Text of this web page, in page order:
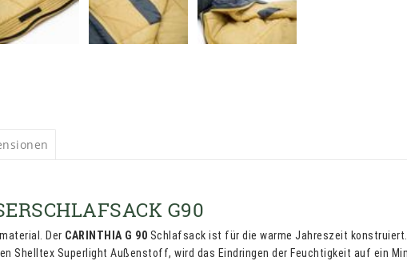
G90
Der CARINTHIA G 90 Schlafsack ist für die warme Jahreszeit
Shelltex Superlight Außenstoff, wird das Eindringen der Feuchtigkeit auf ein